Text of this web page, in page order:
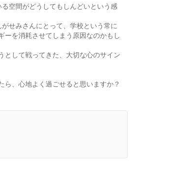
空間がどうしてもしんどいという感
せみさんにとって、学校という常に
を消耗させてしまう原因なのかもし
として戦ってきた、大切な心のサイン
、心地よく過ごせると思いますか？